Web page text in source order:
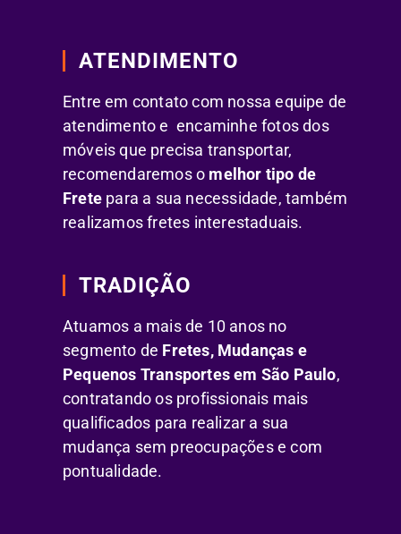
ATENDIMENTO
Entre em contato com nossa equipe de
atendimento e encaminhe fotos dos
móveis que precisa transportar,
recomendaremos o melhor tipo de
Frete para a sua necessidade, também
realizamos fretes interestaduais.
TRADIÇÃO
Atuamos a mais de 10 anos no
segmento de Fretes, Mudanças e
Pequenos Transportes em São Paulo,
contratando os profissionais mais
qualificados para realizar a sua
mudança sem preocupações e com
pontualidade.